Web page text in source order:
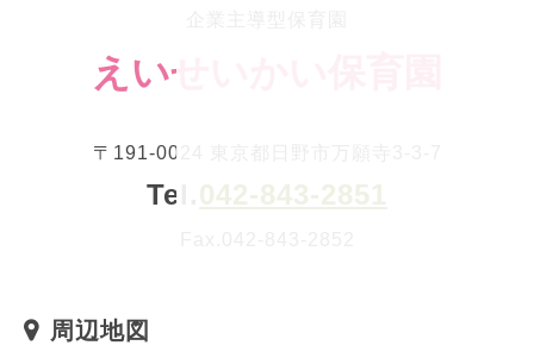
えいせいかい保育園
〒191-0024 東京都日野市万願寺3-3-7
Tel. 042-843-2851
周辺地図